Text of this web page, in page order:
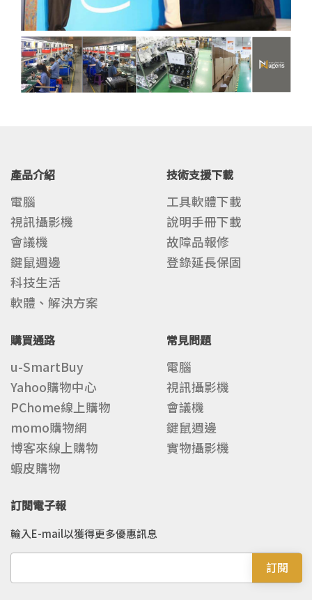
產品介紹
電腦
視訊攝影機
會議機
鍵鼠週邊
科技生活
軟體、解決方案
技術支援下載
工具軟體下載
說明手冊下載
故障品報修
登錄延長保固
購買通路
u-SmartBuy
Yahoo購物中心
PChome線上購物
momo購物網
博客來線上購物
蝦皮購物
常見問題
電腦
視訊攝影機
會議機
鍵鼠週邊
實物攝影機
訂閱電子報
輸入E-mail以獲得更多優惠訊息